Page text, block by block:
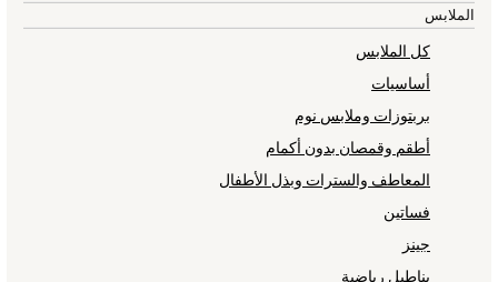
Bags & Backpacks
Shop all
Minecraft
Spiderman
Marvel
Shirts
Trousers
Ties
Branded Occasionwear
الملابس
كل الملابس
أساسيات
بربتوزات وملابس نوم
أطقم وقمصان بدون أكمام
المعاطف والسترات وبذل الأطفال
فساتين
جينز
بناطيل رياضية